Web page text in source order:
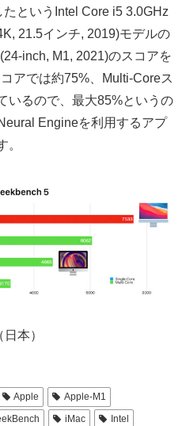
というIntel Core i5 3.0GHz
21.5インチ, 2019)モデルの
inch, M1, 2021)のスコアを
アでは約75%、Multi-Coreス
いるので、最大85%というの
Engineを利用するアプ
。
本）
Apple
Apple-M1
iMac
Intel